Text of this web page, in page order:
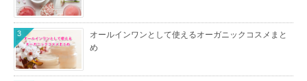
オールインワンとして使えるオーガニックコスメまと
め
3